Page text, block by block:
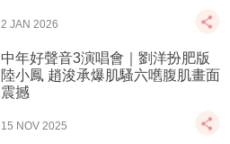
2 JAN 2026
中年好聲音3演唱會｜劉洋扮肥版
陸小鳳 趙浚承爆肌騷六嚿腹肌畫面
震撼
15 NOV 2025